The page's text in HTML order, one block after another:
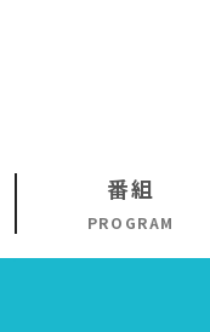
番組
PROGRAM